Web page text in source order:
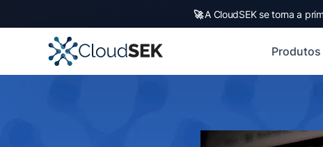
🚀A CloudSEK se torna a
Produtos